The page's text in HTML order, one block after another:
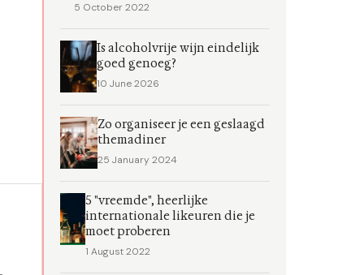
5 October 2022
Is alcoholvrije wijn eindelijk
goed genoeg?
10 June 2026
Zo organiseer je een geslaagd
themadiner
25 January 2024
5 "vreemde", heerlijke
internationale likeuren die je
moet proberen
1 August 2022